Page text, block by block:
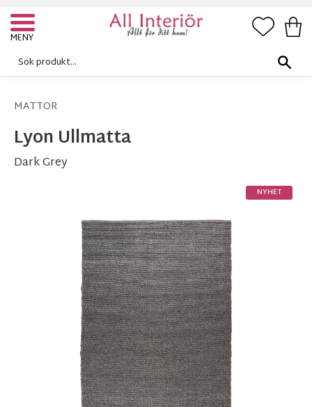
Meny
MATTOR
Lyon Ullmatta
Dark Grey
NYHET